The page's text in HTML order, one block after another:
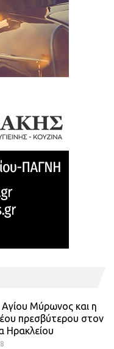
Μύρωνος και η
πρεσβύτερου στον
Ηρακλείου